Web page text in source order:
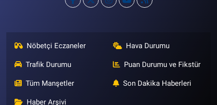
Nöbetçi Eczaneler Hava Durumu
Trafik Durumu Puan Durumu ve Fikstür
Tüm Manşetler Son Dakika Haberleri
Haber Arşivi